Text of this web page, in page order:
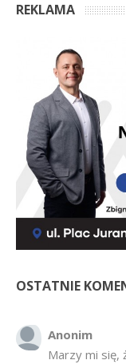
REKLAMA
OSTATNIE
Anonim
Marzy mi się,